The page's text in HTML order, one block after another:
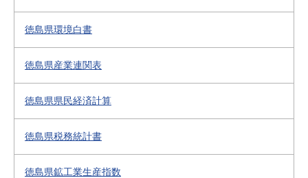
徳島県環境白書
徳島県産業連関表
徳島県県民経済計算
徳島県税務統計書
徳島県鉱工業生産指数